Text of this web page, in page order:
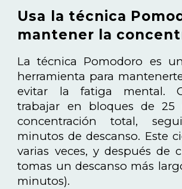
Usa la técnica
mantener la
La técnica Pomodoro es
herramienta para
evitar la fatiga mental.
trabajar en bloques de 25
concentración total,
minutos de descanso. Este
varias veces, y después de
tomas un descanso más
minutos).